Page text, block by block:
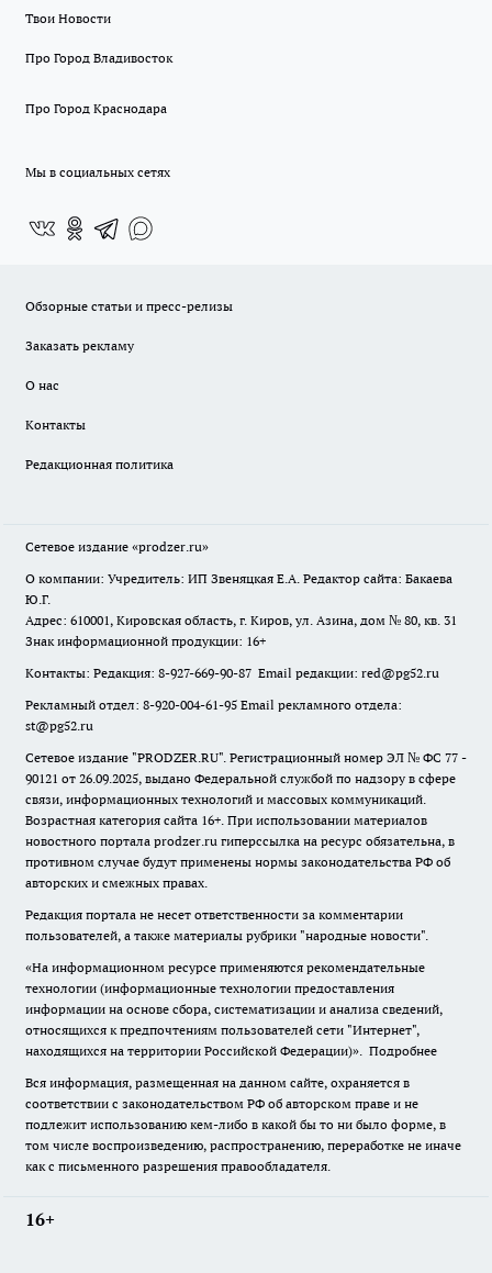
Твои Новости
Про Город Владивосток
Про Город Краснодара
Мы в социальных сетях
Обзорные статьи и пресс-релизы
Заказать рекламу
О нас
Контакты
Редакционная политика
Сетевое издание «prodzer.ru»
О компании: Учредитель: ИП Звеняцкая Е.А. Редактор сайта: Бакаева
Ю.Г.
Адрес: 610001, Кировская область, г. Киров, ул. Азина, дом № 80, кв. 31
Знак информационной продукции: 16+
Контакты: Редакция: 8-927-669-90-87 Email редакции: red@pg52.ru
Рекламный отдел: 8-920-004-61-95 Email рекламного отдела:
st@pg52.ru
Сетевое издание "PRODZER.RU". Регистрационный номер ЭЛ № ФС 77 -
90121 от 26.09.2025, выдано Федеральной службой по надзору в сфере
связи, информационных технологий и массовых коммуникаций.
Возрастная категория сайта 16+. При использовании материалов
новостного портала prodzer.ru гиперссылка на ресурс обязательна, в
противном случае будут применены нормы законодательства РФ об
авторских и смежных правах.
Редакция портала не несет ответственности за комментарии
пользователей, а также материалы рубрики "народные новости".
«На информационном ресурсе применяются рекомендательные
технологии (информационные технологии предоставления
информации на основе сбора, систематизации и анализа сведений,
относящихся к предпочтениям пользователей сети "Интернет",
находящихся на территории Российской Федерации)». Подробнее
Вся информация, размещенная на данном сайте, охраняется в
соответствии с законодательством РФ об авторском праве и не
подлежит использованию кем-либо в какой бы то ни было форме, в
том числе воспроизведению, распространению, переработке не иначе
как с письменного разрешения правообладателя.
16+